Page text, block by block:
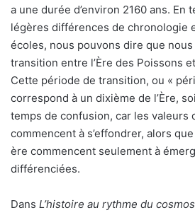
a une durée d’environ 2160 ans. En
légères différences de chronologie
écoles, nous pouvons dire que
transition entre l’Ère des Poissons
Cette période de transition, ou «
correspond à un dixième de l’Ère,
temps de confusion, car les valeurs
commencent à s’effondrer, alors
ère commencent seulement à
différenciées.
Dans L’histoire au rythme du